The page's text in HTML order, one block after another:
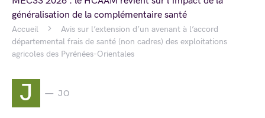
Accueil
Avis sur l’extension d’un avenant à l’accord
départemental frais de santé (non cadres) des exploitations
agricoles des Pyrénées-Orientales
J JO
généralisation de la complémentaire santé